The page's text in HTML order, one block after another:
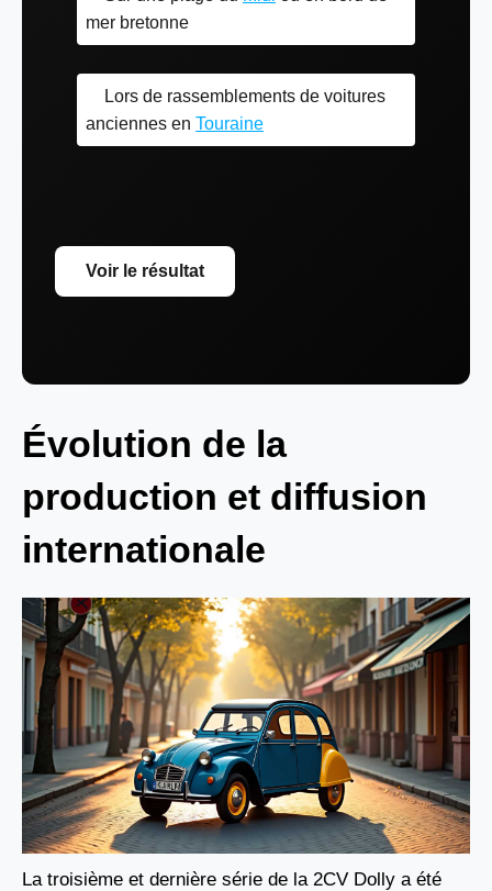
mer bretonne
Lors de rassemblements de voitures
anciennes en Touraine
Voir le résultat
Évolution de la
production et diffusion
internationale
La troisième et dernière série de la 2CV Dolly a été